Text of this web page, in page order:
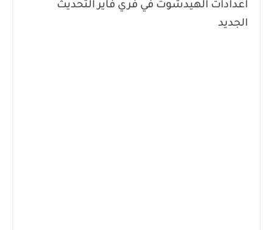
اعدادات الهيدشوت في فري فاير التحديث
الجديد